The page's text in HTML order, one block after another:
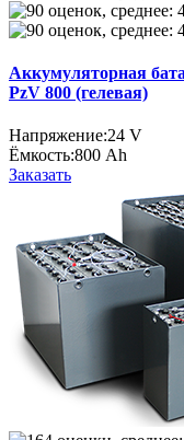
Аккумуляторная
PzV 800 (гелевая)
Напряжение:24 V
Ёмкость:800 Ah
Заказать